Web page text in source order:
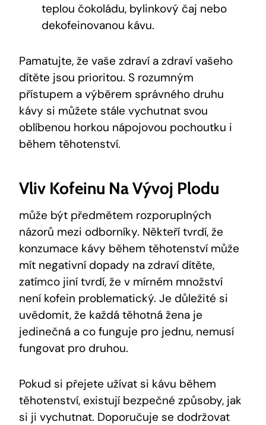
teplou čokoládu, bylinkový čaj nebo
dekofeinovanou kávu.
Pamatujte, že vaše zdraví a zdraví vašeho
dítěte jsou prioritou. S rozumným
přístupem a výběrem správného druhu
kávy si můžete stále vychutnat svou
oblíbenou horkou nápojovou pochoutku i
během těhotenství.
Vliv Kofeinu Na Vývoj Plodu
může být předmětem rozporuplných
názorů mezi odborníky. Někteří tvrdí, že
konzumace kávy během těhotenství může
mít negativní dopady na zdraví dítěte,
zatímco jiní tvrdí, že v mírném množství
není kofein problematický. Je důležité si
uvědomit, že každá těhotná žena je
jedinečná a co funguje pro jednu, nemusí
fungovat pro druhou.
Pokud si přejete užívat si kávu během
těhotenství, existují bezpečné způsoby, jak
si ji vychutnat. Doporučuje se dodržovat